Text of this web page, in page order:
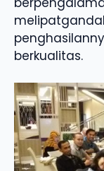
berkualitas.